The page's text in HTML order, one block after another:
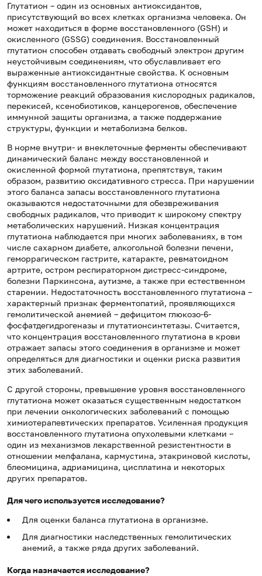
Глутатион – один из основных антиоксидантов,
присутствующий во всех клетках организма человека. Он
может находиться в форме восстановленного (GSH) и
окисленного (GSSG) соединения. Восстановленный
глутатион способен отдавать свободный электрон другим
неустойчивым соединениям, что обуславливает его
выраженные антиоксидантные свойства. К основным
функциям восстановленного глутатиона относятся
торможение реакций образования кислородных радикалов,
перекисей, ксенобиотиков, канцерогенов, обеспечение
иммунной защиты организма, а также поддержание
структуры, функции и метаболизма белков.
В норме внутри- и внеклеточные ферменты обеспечивают
динамический баланс между восстановленной и
окисленной формой глутатиона, препятствуя, таким
образом, развитию оксидативного стресса. При нарушении
этого баланса запасы восстановленного глутатиона
оказываются недостаточными для обезвреживания
свободных радикалов, что приводит к широкому спектру
метаболических нарушений. Низкая концентрация
глутатиона наблюдается при многих заболеваниях, в том
числе сахарном диабете, алкогольной болезни печени,
геморрагическом гастрите, катаракте, ревматоидном
артрите, остром респираторном дистресс-синдроме,
болезни Паркинсона, аутизме, а также при естественном
старении. Недостаточность восстановленного глутатиона –
характерный признак ферментопатий, проявляющихся
гемолитической анемией – дефицитом глюкозо-6-
фосфатдегидрогеназы и глутатионсинтетазы. Считается,
что концентрация восстановленного глутатиона в крови
отражает запасы этого соединения в организме и может
определяться для диагностики и оценки риска развития
этих заболеваний.
С другой стороны, превышение уровня восстановленного
глутатиона может оказаться существенным недостатком
при лечении онкологических заболеваний с помощью
химиотерапевтических препаратов. Усиленная продукция
восстановленного глутатиона опухолевыми клетками –
один из механизмов лекарственной резистентности в
отношении мелфалана, кармустина, этакриновой кислоты,
блеомицина, адриамицина, цисплатина и некоторых
других препаратов.
Для чего используется исследование?
Для оценки баланса глутатиона в организме.
Для диагностики наследственных гемолитических
анемий, а также ряда других заболеваний.
Когда назначается исследование?